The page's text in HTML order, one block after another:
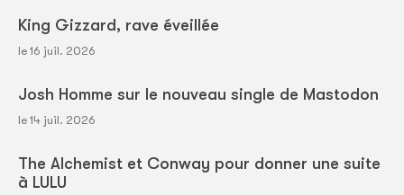
King Gizzard, rave éveillée
le 16 juil. 2026
Josh Homme sur le nouveau single de Mastodon
le 14 juil. 2026
The Alchemist et Conway pour donner une suite
à LULU